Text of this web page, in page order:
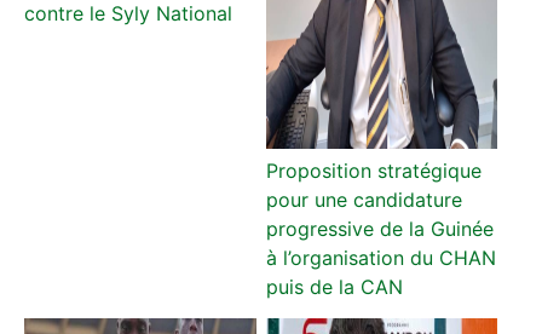
contre le Syly National
Proposition stratégique
pour une candidature
progressive de la Guinée
à l’organisation du CHAN
puis de la CAN